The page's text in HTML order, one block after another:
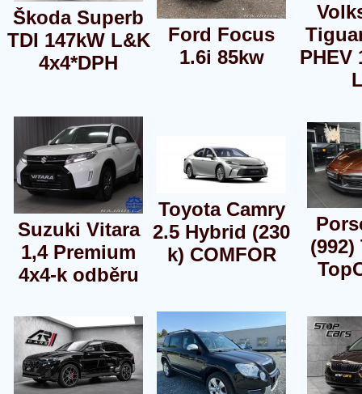
Škoda Superb
TDI 147kW L&K
4x4*DPH
Ford Focus
1.6i 85kw
PHEV
Suzuki Vitara
1,4 Premium
4x4-k odběru
Toyota Camry
2.5 Hybrid (230
k) COMFOR
(992)